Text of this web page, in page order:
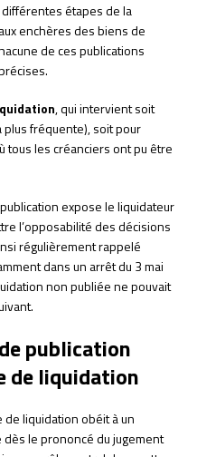
étapes de la
enchères des biens de
de ces publications
, qui intervient soit
plus fréquente), soit pour
tous les créanciers ont pu être
expose le liquidateur
l’opposabilité des décisions
régulièrement rappelé
dans un arrêt du 3 mai
non publiée ne pouvait
publication
de liquidation
de liquidation obéit à un
le prononcé du jugement